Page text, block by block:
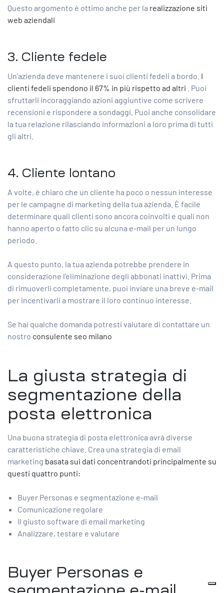
Questo argomento è ottimo anche per la realizzazione siti
web aziendali
3. Cliente fedele
Un’azienda deve mantenere i suoi clienti fedeli a bordo. I
clienti fedeli spendono il 67% in più rispetto ad altri . Puoi
sfruttarli incoraggiando azioni aggiuntive come scrivere
recensioni e rispondere a sondaggi. Puoi anche consolidare
la tua relazione rilasciando informazioni a loro prima di tutti
gli altri.
4. Cliente lontano
A volte, è chiaro che un cliente ha poco o nessun interesse
per le campagne di marketing della tua azienda. È facile
determinare quali clienti sono ancora coinvolti e quali non
hanno aperto o fatto clic su alcuna e-mail per un lungo
periodo.
A questo punto, la tua azienda potrebbe prendere in
considerazione l’eliminazione degli abbonati inattivi. Prima
di rimuoverli completamente, puoi inviare una breve e-mail
per incentivarli a mostrare il loro continuo interesse.
Se hai qualche domanda potresti valutare di contattare un
nostro consulente seo milano
La giusta strategia di
segmentazione della
posta elettronica
Una buona strategia di posta elettronica avrà diverse
caratteristiche chiave. Crea una strategia di email
marketing basata sui dati concentrandoti principalmente su
questi quattro punti:
Buyer Personas e segmentazione e-mail
Comunicazione regolare
Il giusto software di email marketing
Analizzare, testare e valutare
Buyer Personas e